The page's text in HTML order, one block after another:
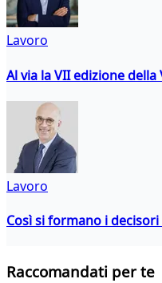
Lavoro
Al via la VII edizione
Lavoro
Così si formano i
Raccomandati per te